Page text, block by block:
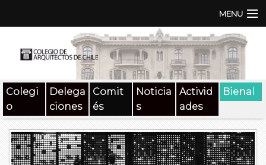
MENU
Documentos
SAT
Colegi
o
Delega
ciones
Comit
és
Noticia
s
Activid
ades
Bienal